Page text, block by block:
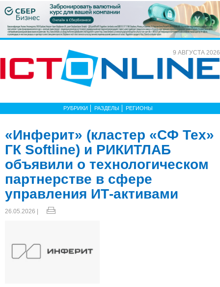
9 АВГУСТА 2026
РУБРИКИ РАЗДЕЛЫ РЕГИОНЫ
«Инферит» (кластер «СФ Тех»
ГК Softline) и РИКИТЛАБ
объявили о технологическом
партнерстве в сфере
управления ИТ-активами
26.05.2026 |